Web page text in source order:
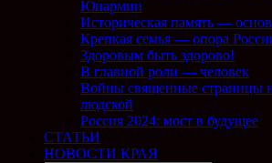
Юнармии
Историческая память —
Крепкая семья — опора
Здоровым быть здорово!
В главной роли — человек
Войны священные страницы
людской
Россия 2024: мост в будущее
СТАТЬИ
НОВОСТИ КРАЯ